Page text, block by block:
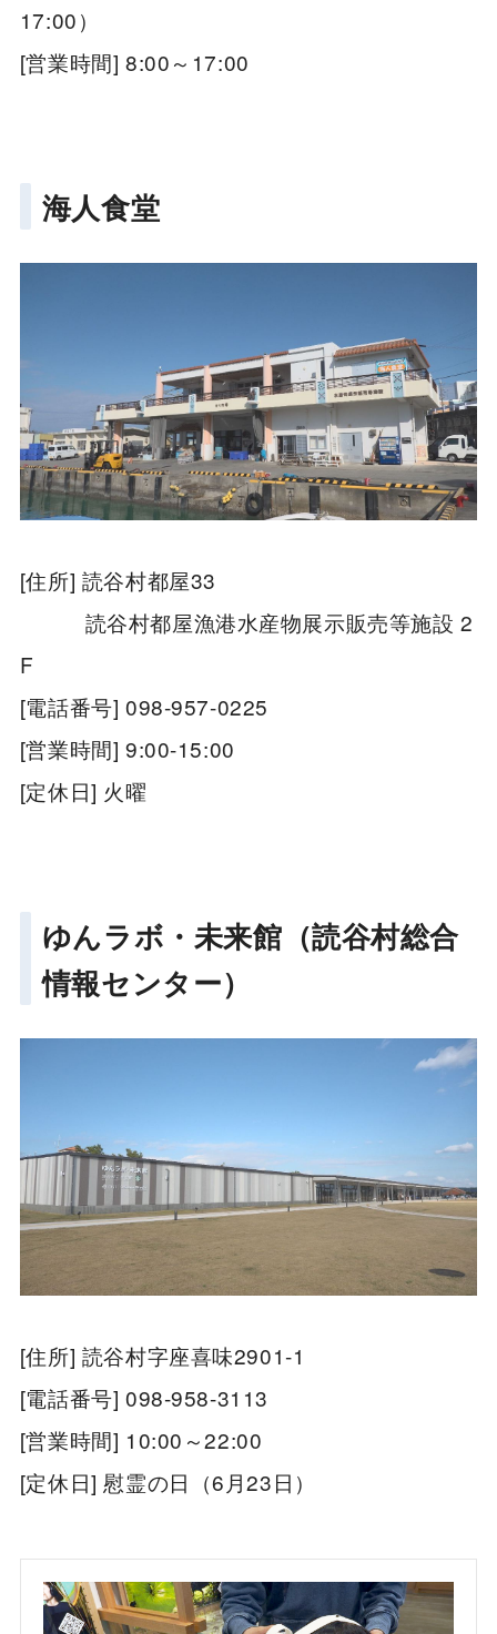
17:00）
[営業時間] 8:00～17:00
海人食堂
[住所] 読谷村都屋33
読谷村都屋漁港水産物展示販売等施設 2
F
[電話番号] 098-957-0225
[営業時間] 9:00-15:00
[定休日] 火曜
ゆんラボ・未来館（読谷村総合
情報センター）
[住所] 読谷村字座喜味2901-1
[電話番号] 098-958-3113
[営業時間] 10:00～22:00
[定休日] 慰霊の日（6月23日）